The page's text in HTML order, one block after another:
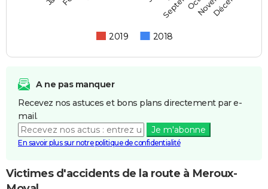
2019 2018
A ne pas manquer
Recevez nos astuces et bons plans directement par e-
mail.
Je m'abonne
En savoir plus sur notre politique de confidentialité
Victimes d'accidents de la route à Meroux-